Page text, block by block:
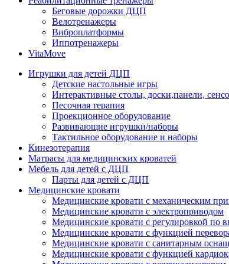
Беговые дорожки ДЦП
Велотренажеры
Виброплатформы
Иппотренажеры
VitaMove
Игрушки для детей ДЦП
Детские настольные игры
Интерактивные столы, доски,панели,
Песочная терапия
Проекционное оборудование
Развивающие игрушки/наборы
Тактильное оборудование и наборы
Кинезотерапия
Матрасы для медицинских кроватей
Мебель для детей с ДЦП
Парты для детей с ДЦП
Медицинские кровати
Медицинские кровати с механическим
Медицинские кровати с электроприводом
Медицинские кровати с регулировкой по
Медицинские кровати с функцией
Медицинские кровати с санитарным
Медицинские кровати с функцией